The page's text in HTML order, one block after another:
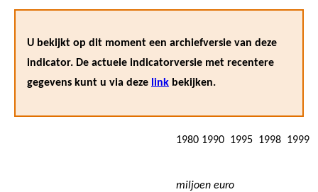
U bekijkt op dit moment een archiefversie van deze
indicator. De actuele indicatorversie met recentere
gegevens kunt u via deze link bekijken.
1980 1990 1995 1998 1999
miljoen euro